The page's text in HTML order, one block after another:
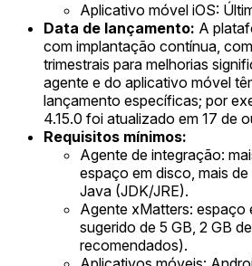
Aplicativo móvel iOS:
Data de lançamento: A
com implantação contínua,
trimestrais para melhorias
agente e do aplicativo móvel
lançamento específicas; por
4.15.0 foi atualizado em 17 de
Requisitos mínimos:
Agente de integração:
espaço em disco, mais
Java (JDK/JRE).
Agente xMatters: espaço
sugerido de 5 GB, 2 GB
recomendados).